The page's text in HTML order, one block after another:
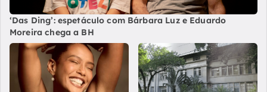
‘Das Ding’: espetáculo com Bárbara Luz e Eduardo
Moreira chega a BH